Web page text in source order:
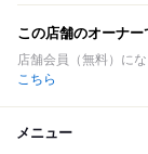
この店舗のオーナー
店舗会員（無料）に
こちら
メニュー